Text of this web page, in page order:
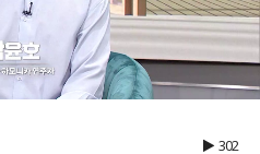
302